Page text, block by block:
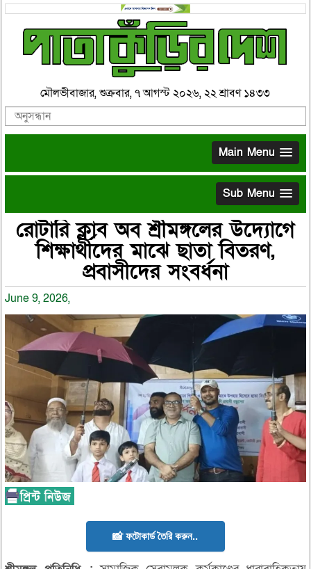
মৌলভীবাজার, শুক্রবার, ৭ আগস্ট ২০২৬, ২২ শ্রাবণ ১৪৩৩
Main Menu
Sub Menu
রোটারি ক্লাব অব শ্রীমঙ্গলের উদ্যোগে
শিক্ষার্থীদের মাঝে ছাতা বিতরণ,
প্রবাসীদের সংবর্ধনা
June 9, 2026,
📸 ফটোকার্ড তৈরি করুন..